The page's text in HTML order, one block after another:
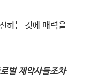
하는 것에 매력을
벌 제약사들조차